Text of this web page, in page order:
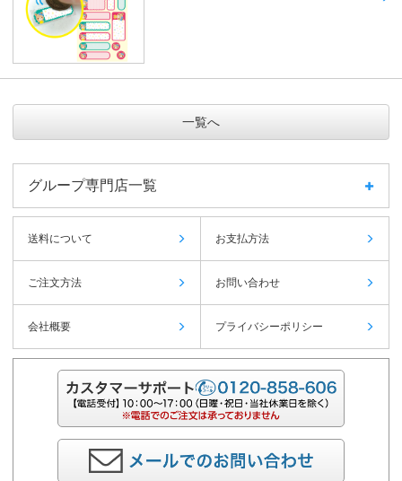
一覧へ
グループ専門店一覧
送料について お支払方法
ご注文方法 お問い合わせ
会社概要 プライバシーポリシー